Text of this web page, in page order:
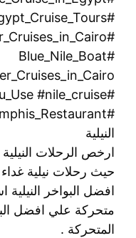
#Nile_Cruise_Tips #Egypt_Cruise_Tours
#Nile_Cruises #Nile_Dinner_Cruises_in_Cairo
#Blue_Nile_Boat
#Nile_Egypt_Cruise #Dau_Use #nile_cruise
النيلية
ارخص الرحلات النيلية
حيث رحلات نيلية
افضل البواخر
متحركة علي افضل
المتحركة .